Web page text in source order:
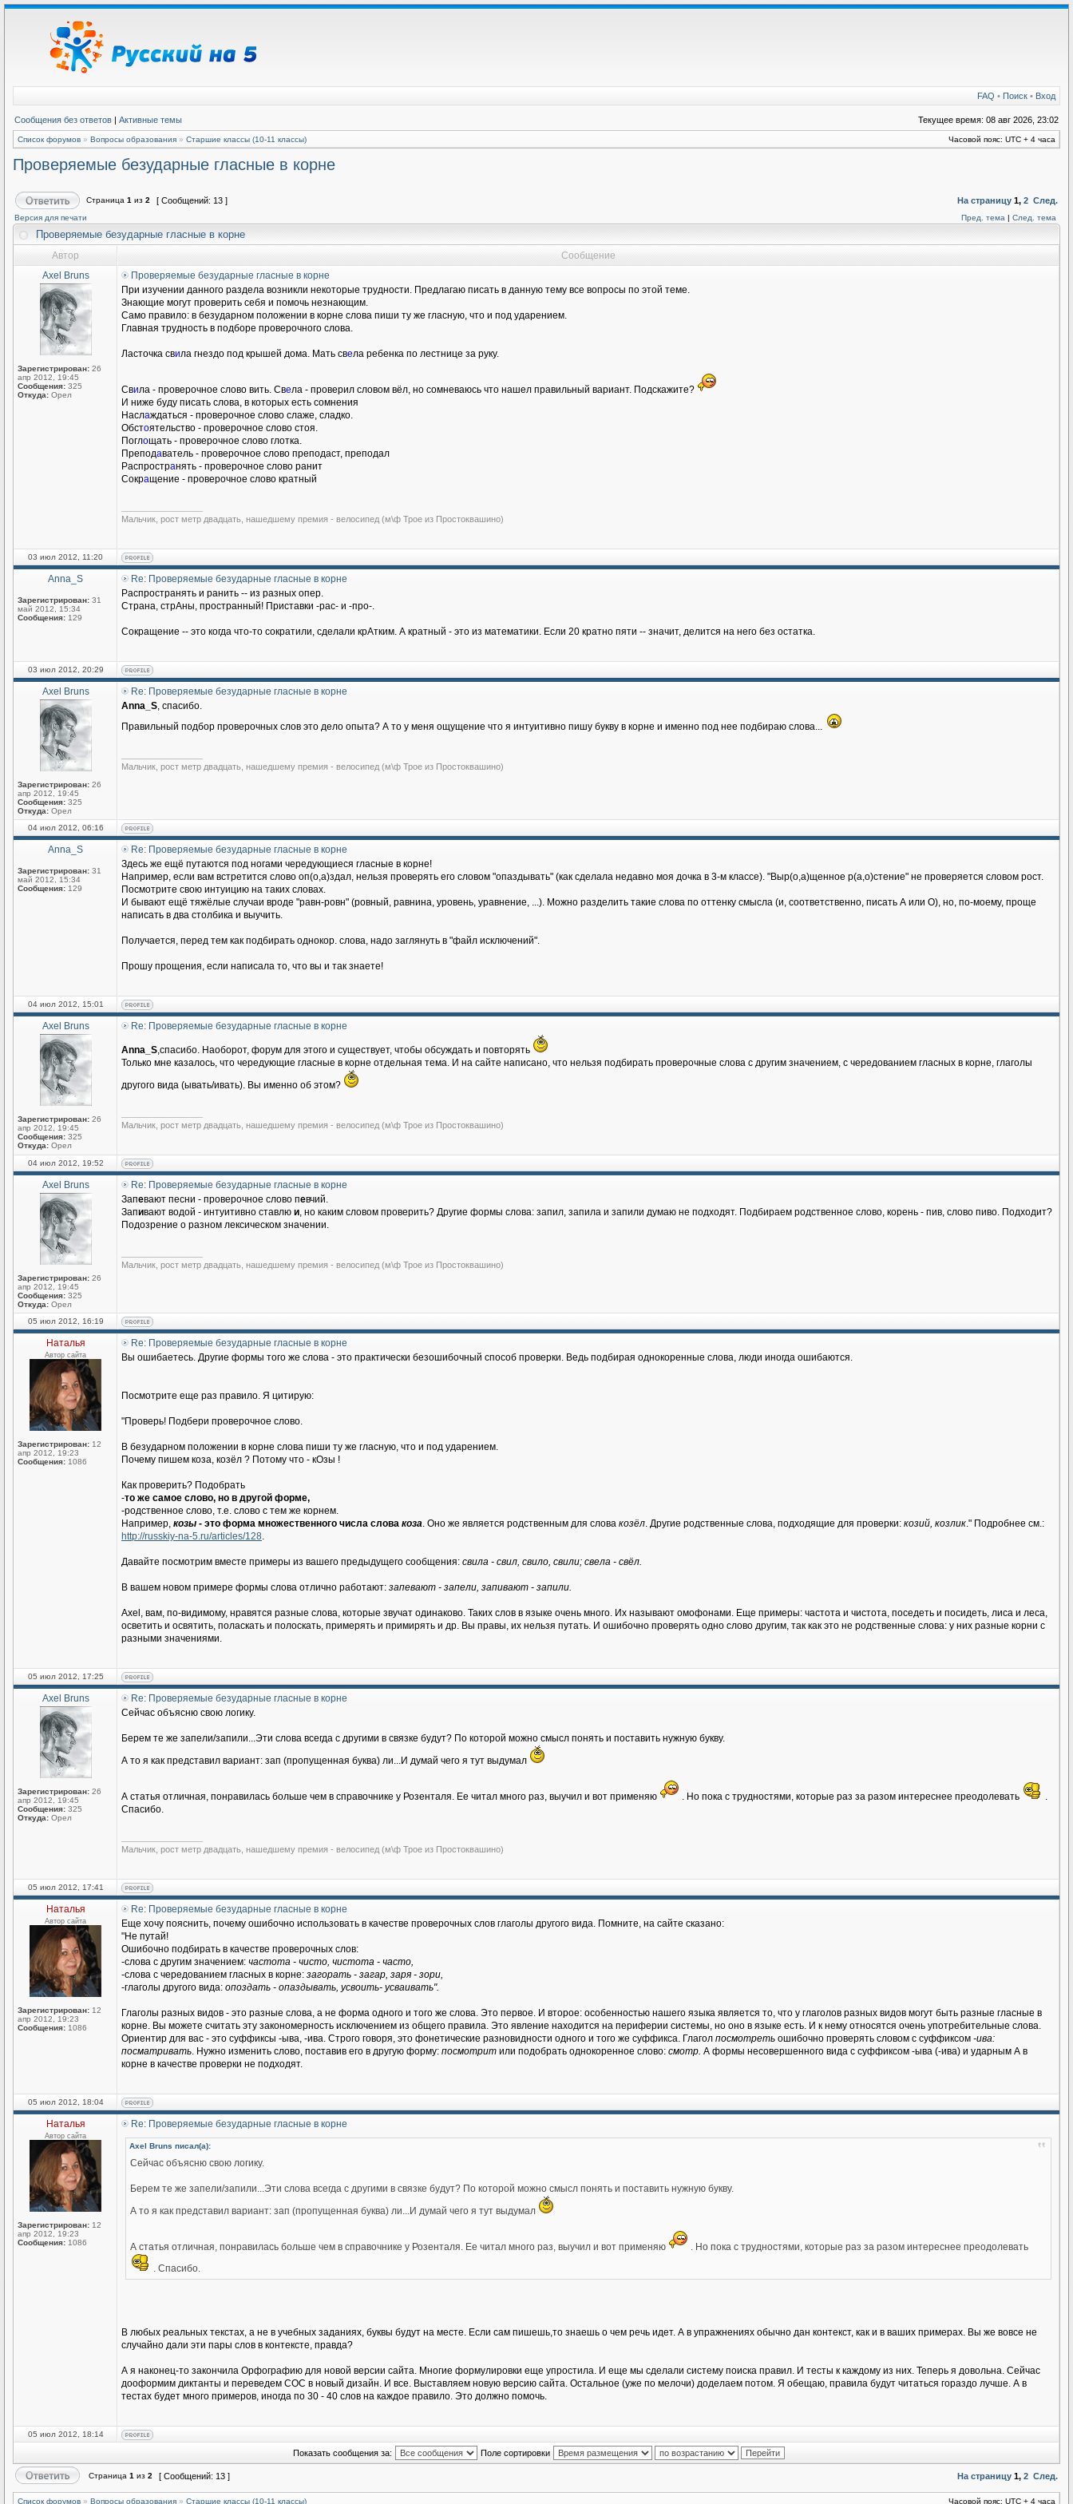
FAQ • Поиск • Вход
Сообщения без ответов | Активные темы Текущее время: 08 авг 2026, 23:02
Список форумов » Вопросы образования » Старшие классы (10-11 классы) Часовой пояс: UTC + 4 часа
Проверяемые безударные гласные в корне
Страница 1 из 2 [ Сообщений: 13 ] На страницу 1, 2 След.
Версия для печати Пред. тема | След. тема
Проверяемые безударные гласные в корне
Автор
Сообщение
Axel Bruns
Зарегистрирован: 26
апр 2012, 19:45
Сообщения: 325
Откуда: Орел
Проверяемые безударные гласные в корне
При изучении данного раздела возникли некоторые трудности. Предлагаю писать в данную тему все вопросы по этой теме.
Знающие могут проверить себя и помочь незнающим.
Само правило: в безударном положении в корне слова пиши ту же гласную, что и под ударением.
Главная трудность в подборе проверочного слова.
Ласточка свила гнездо под крышей дома. Мать свела ребенка по лестнице за руку.
Свила - проверочное слово вить. Свела - проверил словом вёл, но сомневаюсь что нашел правильный вариант. Подскажите?
И ниже буду писать слова, в которых есть сомнения
Наслаждаться - проверочное слово слаже, сладко.
Обстоятельство - проверочное слово стоя.
Поглощать - проверочное слово глотка.
Преподаватель - проверочное слово преподаст, преподал
Распространять - проверочное слово ранит
Сокращение - проверочное слово кратный
Мальчик, рост метр двадцать, нашедшему премия - велосипед (м\ф Трое из Простоквашино)
03 июл 2012, 11:20
Anna_S
Зарегистрирован: 31
май 2012, 15:34
Сообщения: 129
Re: Проверяемые безударные гласные в корне
Распространять и ранить -- из разных опер.
Страна, стрАны, пространный! Приставки -рас- и -про-.
Сокращение -- это когда что-то сократили, сделали крАтким. А кратный - это из математики. Если 20 кратно пяти -- значит, делится на него без остатка.
03 июл 2012, 20:29
Axel Bruns
Зарегистрирован: 26
апр 2012, 19:45
Сообщения: 325
Откуда: Орел
Re: Проверяемые безударные гласные в корне
Anna_S, спасибо.
Правильный подбор проверочных слов это дело опыта? А то у меня ощущение что я интуитивно пишу букву в корне и именно под нее подбираю слова...
Мальчик, рост метр двадцать, нашедшему премия - велосипед (м\ф Трое из Простоквашино)
04 июл 2012, 06:16
Anna_S
Зарегистрирован: 31
май 2012, 15:34
Сообщения: 129
Re: Проверяемые безударные гласные в корне
Здесь же ещё путаются под ногами чередующиеся гласные в корне!
Например, если вам встретится слово оп(о,а)здал, нельзя проверять его словом "опаздывать" (как сделала недавно моя дочка в 3-м классе). "Выр(о,а)щенное р(а,о)стение" не проверяется словом рост.
Посмотрите свою интуицию на таких словах.
И бывают ещё тяжёлые случаи вроде "равн-ровн" (ровный, равнина, уровень, уравнение, ...). Можно разделить такие слова по оттенку смысла (и, соответственно, писать А или О), но, по-моему, проще
написать в два столбика и выучить.
Получается, перед тем как подбирать однокор. слова, надо заглянуть в "файл исключений".
Прошу прощения, если написала то, что вы и так знаете!
04 июл 2012, 15:01
Axel Bruns
Зарегистрирован: 26
апр 2012, 19:45
Сообщения: 325
Откуда: Орел
Re: Проверяемые безударные гласные в корне
Anna_S,спасибо. Наоборот, форум для этого и существует, чтобы обсуждать и повторять
Только мне казалось, что чередующие гласные в корне отдельная тема. И на сайте написано, что нельзя подбирать проверочные слова с другим значением, с чередованием гласных в корне, глаголы
другого вида (ывать/ивать). Вы именно об этом?
Мальчик, рост метр двадцать, нашедшему премия - велосипед (м\ф Трое из Простоквашино)
04 июл 2012, 19:52
Axel Bruns
Зарегистрирован: 26
апр 2012, 19:45
Сообщения: 325
Откуда: Орел
Re: Проверяемые безударные гласные в корне
Запевают песни - проверочное слово певчий.
Запивают водой - интуитивно ставлю и, но каким словом проверить? Другие формы слова: запил, запила и запили думаю не подходят. Подбираем родственное слово, корень - пив, слово пиво. Подходит?
Подозрение о разном лексическом значении.
Мальчик, рост метр двадцать, нашедшему премия - велосипед (м\ф Трое из Простоквашино)
05 июл 2012, 16:19
Наталья
Автор сайта
Зарегистрирован: 12
апр 2012, 19:23
Сообщения: 1086
Re: Проверяемые безударные гласные в корне
Вы ошибаетесь. Другие формы того же слова - это практически безошибочный способ проверки. Ведь подбирая однокоренные слова, люди иногда ошибаются.
Посмотрите еще раз правило. Я цитирую:
"Проверь! Подбери проверочное слово.
В безударном положении в корне слова пиши ту же гласную, что и под ударением.
Почему пишем коза, козёл ? Потому что - кОзы !
Как проверить? Подобрать
-то же самое слово, но в другой форме,
-родственное слово, т.е. слово с тем же корнем.
Например, козы - это форма множественного числа слова коза. Оно же является родственным для слова козёл. Другие родственные слова, подходящие для проверки: козий, козлик." Подробнее см.:
http://russkiy-na-5.ru/articles/128.
Давайте посмотрим вместе примеры из вашего предыдущего сообщения: свила - свил, свило, свили; свела - свёл.
В вашем новом примере формы слова отлично работают: запевают - запели, запивают - запили.
Axel, вам, по-видимому, нравятся разные слова, которые звучат одинаково. Таких слов в языке очень много. Их называют омофонами. Еще примеры: частота и чистота, поседеть и посидеть, лиса и леса,
осветить и освятить, поласкать и полоскать, примерять и примирять и др. Вы правы, их нельзя путать. И ошибочно проверять одно слово другим, так как это не родственные слова: у них разные корни с
разными значениями.
05 июл 2012, 17:25
Axel Bruns
Зарегистрирован: 26
апр 2012, 19:45
Сообщения: 325
Откуда: Орел
Re: Проверяемые безударные гласные в корне
Сейчас объясню свою логику.
Берем те же запели/запили...Эти слова всегда с другими в связке будут? По которой можно смысл понять и поставить нужную букву.
А то я как представил вариант: зап (пропущенная буква) ли...И думай чего я тут выдумал
А статья отличная, понравилась больше чем в справочнике у Розенталя. Ее читал много раз, выучил и вот применяю . Но пока с трудностями, которые раз за разом интереснее преодолевать
.
Спасибо.
Мальчик, рост метр двадцать, нашедшему премия - велосипед (м\ф Трое из Простоквашино)
05 июл 2012, 17:41
Наталья
Автор сайта
Зарегистрирован: 12
апр 2012, 19:23
Сообщения: 1086
Re: Проверяемые безударные гласные в корне
Еще хочу пояснить, почему ошибочно использовать в качестве проверочных слов глаголы другого вида. Помните, на сайте сказано:
"Не путай!
Ошибочно подбирать в качестве проверочных слов:
-слова с другим значением: частота - чисто, чистота - часто,
-слова с чередованием гласных в корне: загорать - загар, заря - зори,
-глаголы другого вида: опоздать - опаздывать, усвоить- усваивать".
Глаголы разных видов - это разные слова, а не форма одного и того же слова. Это первое. И второе: особенностью нашего языка является то, что у глаголов разных видов могут быть разные гласные в
корне. Вы можете считать эту закономерность исключением из общего правила. Это явление находится на периферии системы, но оно в языке есть. И к нему относятся очень употребительные слова.
Ориентир для вас - это суффиксы -ыва, -ива. Строго говоря, это фонетические разновидности одного и того же суффикса. Глагол посмотреть ошибочно проверять словом с суффиксом -ива:
посматривать. Нужно изменить слово, поставив его в другую форму: посмотрит или подобрать однокоренное слово: смотр. А формы несовершенного вида с суффиксом -ыва (-ива) и ударным А в
корне в качестве проверки не подходят.
05 июл 2012, 18:04
Наталья
Автор сайта
Зарегистрирован: 12
апр 2012, 19:23
Сообщения: 1086
Re: Проверяемые безударные гласные в корне
Axel Bruns писал(а):
Сейчас объясню свою логику.
Берем те же запели/запили...Эти слова всегда с другими в связке будут? По которой можно смысл понять и поставить нужную букву.
А то я как представил вариант: зап (пропущенная буква) ли...И думай чего я тут выдумал
А статья отличная, понравилась больше чем в справочнике у Розенталя. Ее читал много раз, выучил и вот применяю
. Но пока с трудностями, которые раз за разом интереснее преодолевать
. Спасибо.
В любых реальных текстах, а не в учебных заданиях, буквы будут на месте. Если сам пишешь,то знаешь о чем речь идет. А в упражнениях обычно дан контекст, как и в ваших примерах. Вы же вовсе не
случайно дали эти пары слов в контексте, правда?
А я наконец-то закончила Орфографию для новой версии сайта. Многие формулировки еще упростила. И еще мы сделали систему поиска правил. И тесты к каждому из них. Теперь я довольна. Сейчас
дооформим диктанты и переведем СОС в новый дизайн. И все. Выставляем новую версию сайта. Остальное (уже по мелочи) доделаем потом. Я обещаю, правила будут читаться гораздо лучше. А в
тестах будет много примеров, иногда по 30 - 40 слов на каждое правило. Это должно помочь.
05 июл 2012, 18:14
Показать сообщения за: Поле сортировки
Страница 1 из 2 [ Сообщений: 13 ] На страницу 1, 2 След.
Список форумов » Вопросы образования » Старшие классы (10-11 классы) Часовой пояс: UTC + 4 часа